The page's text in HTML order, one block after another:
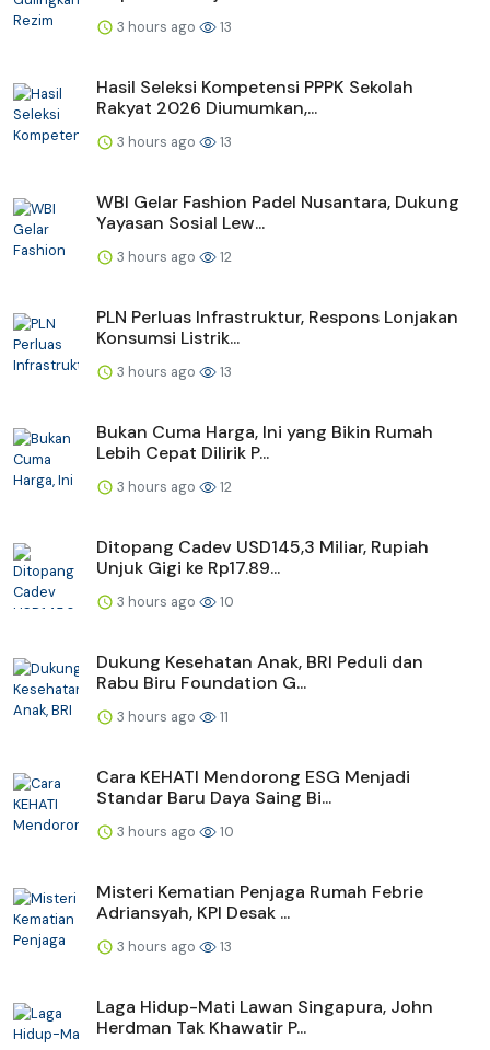
3 hours ago 13
Hasil Seleksi Kompetensi PPPK Sekolah
Rakyat 2026 Diumumkan,...
3 hours ago 13
WBI Gelar Fashion Padel Nusantara, Dukung
Yayasan Sosial Lew...
3 hours ago 12
PLN Perluas Infrastruktur, Respons Lonjakan
Konsumsi Listrik...
3 hours ago 13
Bukan Cuma Harga, Ini yang Bikin Rumah
Lebih Cepat Dilirik P...
3 hours ago 12
Ditopang Cadev USD145,3 Miliar, Rupiah
Unjuk Gigi ke Rp17.89...
3 hours ago 10
Dukung Kesehatan Anak, BRI Peduli dan
Rabu Biru Foundation G...
3 hours ago 11
Cara KEHATI Mendorong ESG Menjadi
Standar Baru Daya Saing Bi...
3 hours ago 10
Misteri Kematian Penjaga Rumah Febrie
Adriansyah, KPI Desak ...
3 hours ago 13
Laga Hidup-Mati Lawan Singapura, John
Herdman Tak Khawatir P...